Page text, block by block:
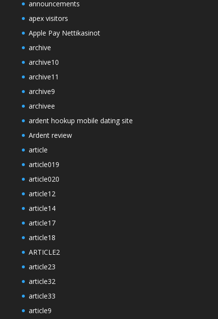
announcements
apex visitors
Apple Pay Nettikasinot
archive
archive10
archive11
archive9
archivee
ardent hookup mobile dating site
Ardent review
article
article019
article020
article12
article14
article17
article18
ARTICLE2
article23
article32
article33
article9